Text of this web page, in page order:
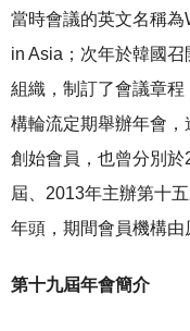
當時會議的英文名稱
in Asia；次年於韓國
組織，制訂了會議章
構輪流定期舉辦年會
創始會員，也曾分別
屆、2013年主辦第十
年頭，期間會員機構由
第十九屆年會簡介